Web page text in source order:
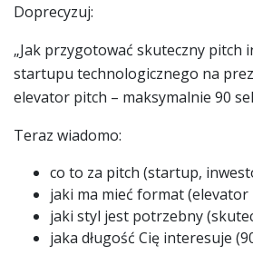
Doprecyzuj:
„Jak przygotować skuteczny pitch
startupu technologicznego na
elevator pitch – maksymalnie 90
Teraz wiadomo:
co to za pitch (startup,
jaki ma mieć format (elevator
jaki styl jest potrzebny
jaka długość Cię interesuje